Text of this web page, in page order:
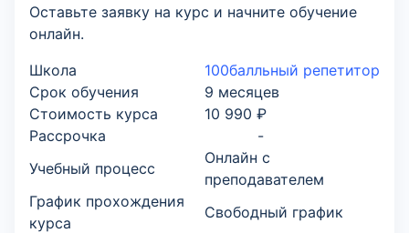
Оставьте заявку на курс и начните обучение
онлайн.
Школа
100балльный репетитор
Срок обучения
9 месяцев
Стоимость курса
10 990 ₽
Рассрочка
-
Учебный процесс
Онлайн с
преподавателем
График прохождения
курса
Свободный график